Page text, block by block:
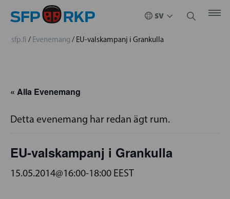
sfp.fi / Evenemang / EU-valskampanj i Grankulla
« Alla Evenemang
Detta evenemang har redan ägt rum.
EU-valskampanj i Grankulla
15.05.2014@16:00-18:00 EEST